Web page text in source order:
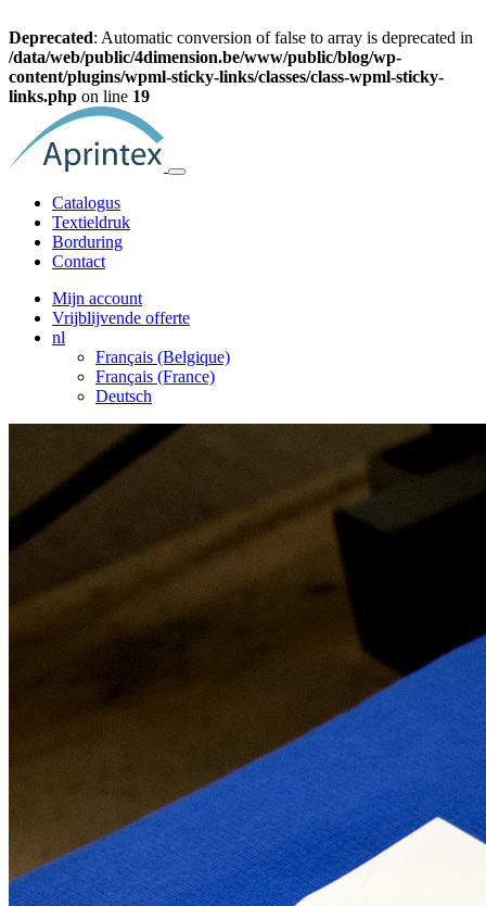
Deprecated: Automatic conversion of false to array is deprecated in
/data/web/public/4dimension.be/www/public/blog/wp-
content/plugins/wpml-sticky-links/classes/class-wpml-sticky-
links.php on line 19
Catalogus
Textieldruk
Borduring
Contact
Mijn account
Vrijblijvende offerte
nl
Français (Belgique)
Français (France)
Deutsch